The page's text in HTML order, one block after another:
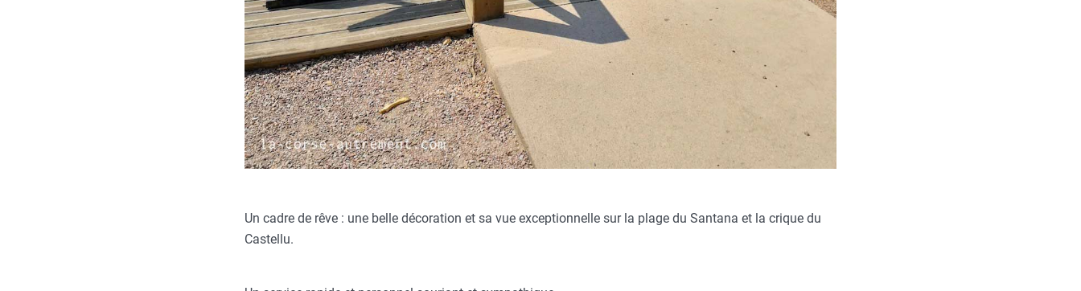
Un cadre de rêve : une belle décoration et sa vue exceptionnelle sur la plage du Santana et la crique du
Castellu.